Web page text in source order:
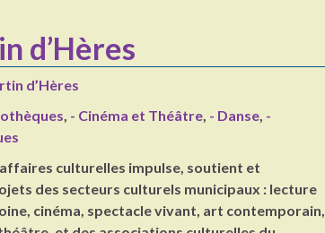
d’Hères
d’Hères
, - Cinéma et Théâtre, - Danse, -
culturelles impulse, soutient et
des secteurs culturels municipaux : lecture
cinéma, spectacle vivant, art contemporain,